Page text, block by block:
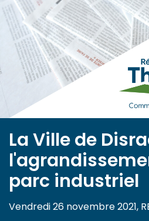
submenu (Nouvelles )
submenu (Documentation )
La Ville de
parc industriel
Vendredi 26 novembre 2021,